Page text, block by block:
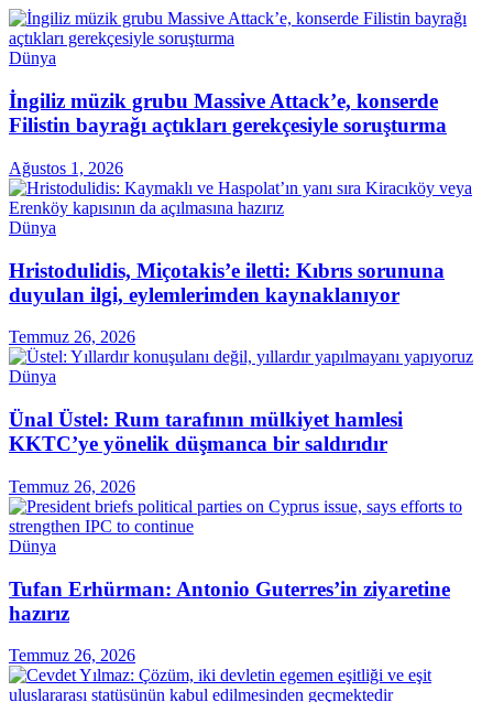
Dünya
İngiliz müzik grubu Massive Attack’e, konserde
Filistin bayrağı açtıkları gerekçesiyle soruşturma
Ağustos 1, 2026
Dünya
Hristodulidis, Miçotakis’e iletti: Kıbrıs sorununa
duyulan ilgi, eylemlerimden kaynaklanıyor
Temmuz 26, 2026
Dünya
Ünal Üstel: Rum tarafının mülkiyet hamlesi
KKTC’ye yönelik düşmanca bir saldırıdır
Temmuz 26, 2026
Dünya
Tufan Erhürman: Antonio Guterres’in ziyaretine
hazırız
Temmuz 26, 2026